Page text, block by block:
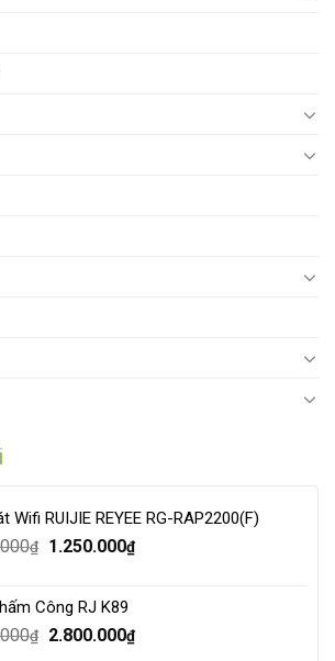
Wifi RUIJIE REYEE RG-RAP2200(F)
₫
Original
1.500.000₫.
1.250.000₫Current
Công RJ K89
₫
Original
2.800.000₫Current